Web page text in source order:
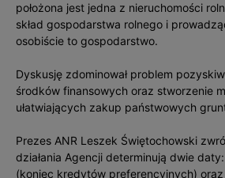
położona jest jedna z nieruchomości
skład gospodarstwa rolnego i
osobiście to gospodarstwo.
Dyskusję zdominował problem
środków finansowych oraz stworzenie
ułatwiających zakup państwowych
Prezes ANR Leszek Świętochowski
działania Agencji determinują dwie
(koniec kredytów preferencyjnych) oraz